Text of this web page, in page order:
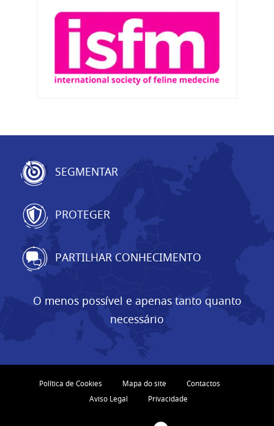
SEGMENTAR
PROTEGER
PARTILHAR CONHECIMENTO
O menos possível e apenas tanto quanto
necessário
Política de Cookies Mapa do site
Contactos
Aviso Legal
Privacidade